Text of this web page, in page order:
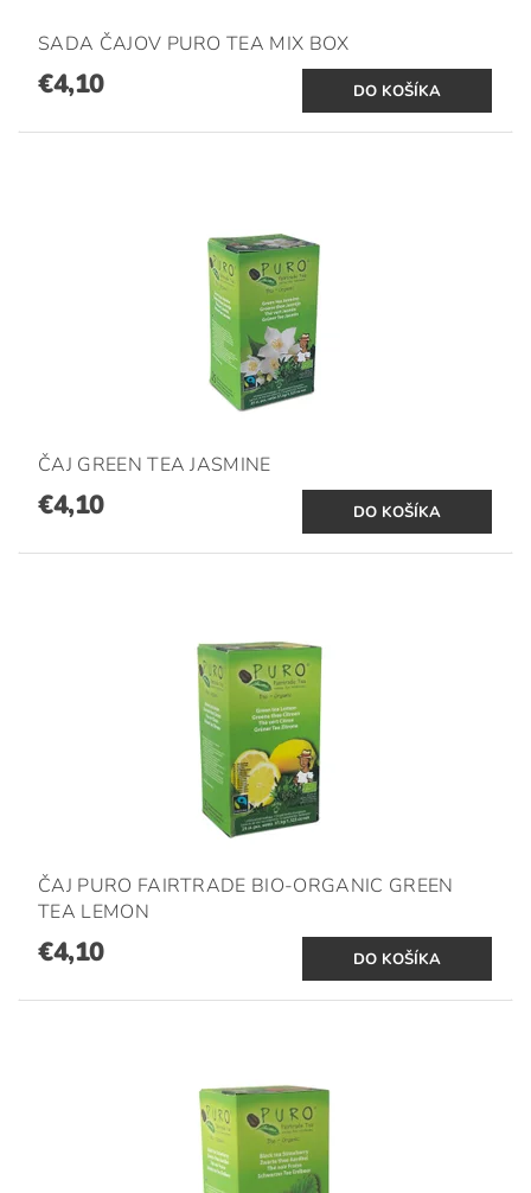
SADA ČAJOV PURO TEA MIX BOX
€4,10
ČAJ GREEN TEA JASMINE
€4,10
ČAJ PURO FAIRTRADE BIO-ORGANIC GREEN
TEA LEMON
€4,10